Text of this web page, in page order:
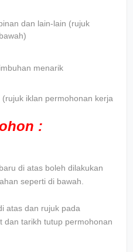
dan lain-lain (rujuk
menarik
iklan permohonan kerja
:
di atas boleh dilakukan
seperti di bawah.
atas dan rujuk pada
dan tarikh tutup permohonan